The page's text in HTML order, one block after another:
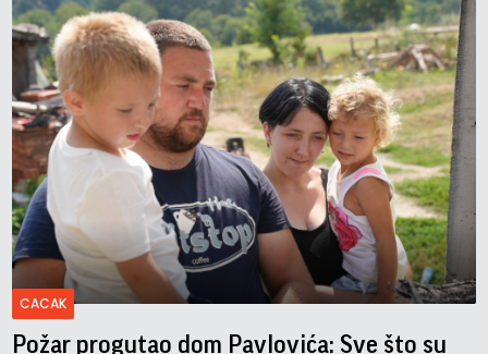
CACAK
Požar progutao dom Pavlovića: Sve što su